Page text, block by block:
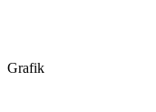
Grafik